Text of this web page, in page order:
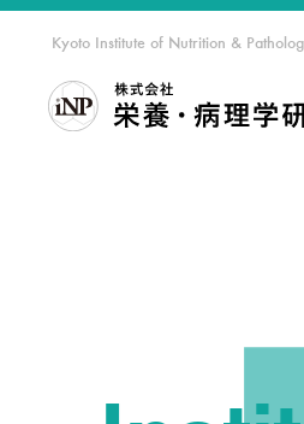
Kyoto Institute of Nutrition &